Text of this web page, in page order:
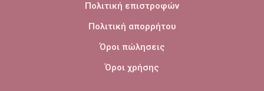
Πολιτική επιστροφών
Πολιτική απορρήτου
Όροι πώλησεις
Όροι χρήσης